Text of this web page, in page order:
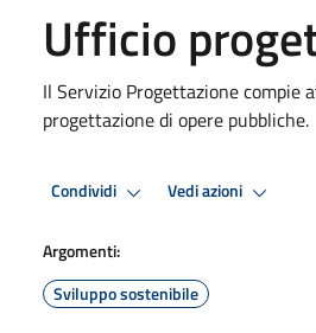
Ufficio
Il Servizio Progettazione compie
progettazione di opere pubbliche.
Condividi Vedi azioni
Argomenti:
Sviluppo sostenibile